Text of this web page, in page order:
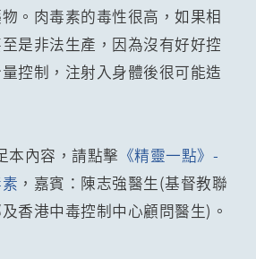
。肉毒素的毒性很高，如果相
是非法生產，因為沒有好好控
控制，注射入身體後很可能造
本內容，請點擊 《精靈一點》-
，嘉賓：陳志強醫生(基督教聯
香港中毒控制中心顧問醫生)。